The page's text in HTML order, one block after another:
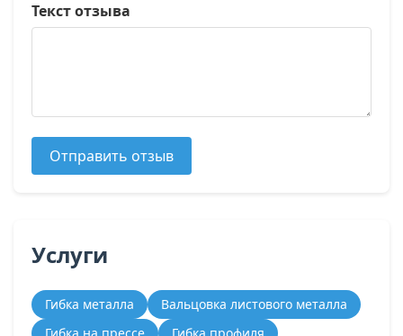
Текст отзыва
Отправить отзыв
Услуги
Гибка металла
Вальцовка листового металла